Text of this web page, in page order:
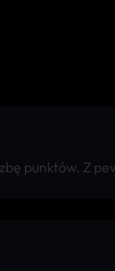
punktów. Z